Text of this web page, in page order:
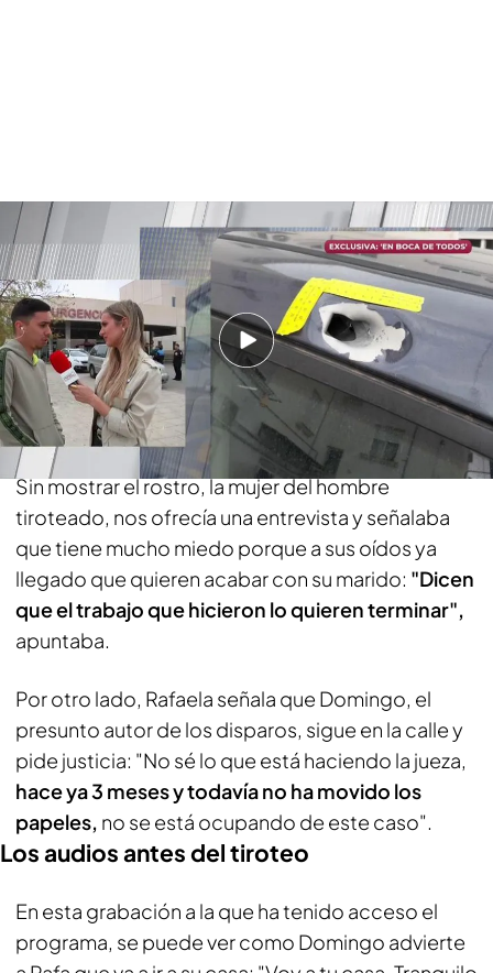
Pepe y su familia fueron tiroteados cuando iban a cobrar una deuda: “Se
meta donde se meta, sabe que vamos a dar con él”
PUEDE INTERESARTE
'En boca de todos' sorprende a Fede Arias a tan
solo unas horas de darse el 'sí, quiero': "¿Pero
qué hacéis aquí?"
Hablamos con Rafaela, pareja de la víctima
Sin mostrar el rostro, la mujer del hombre
tiroteado, nos ofrecía una entrevista y señalaba
que tiene mucho miedo porque a sus oídos ya
llegado que quieren acabar con su marido: "Dicen
que el trabajo que hicieron lo quieren terminar",
apuntaba.
Por otro lado, Rafaela señala que Domingo, el
presunto autor de los disparos, sigue en la calle y
pide justicia: "No sé lo que está haciendo la jueza,
hace ya 3 meses y todavía no ha movido los
papeles, no se está ocupando de este caso".
Los audios antes del tiroteo
En esta grabación a la que ha tenido acceso el
programa, se puede ver como Domingo advierte